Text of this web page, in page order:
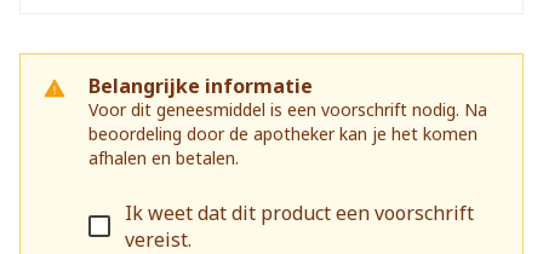
Belangrijke informatie
Voor dit geneesmiddel is een voorschrift nodig. Na
beoordeling door de apotheker kan je het komen
afhalen en betalen.
Ik weet dat dit product een voorschrift
vereist.